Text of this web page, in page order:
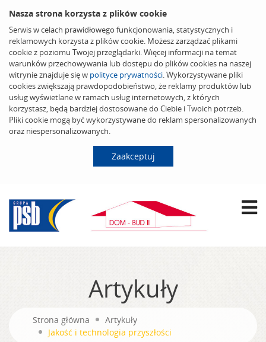
Nasza strona korzysta z plików cookie
Serwis w celach prawidłowego funkcjonowania, statystycznych i
reklamowych korzysta z plików cookie. Możesz zarządzać plikami
cookie z poziomu Twojej przeglądarki. Więcej informacji na temat
warunków przechowywania lub dostępu do plików cookies na naszej
witrynie znajduje się w polityce prywatności. Wykorzystywane pliki
cookies zwiększają prawdopodobieństwo, że reklamy produktów lub
usług wyświetlane w ramach usług internetowych, z których
korzystasz, będą bardziej dostosowane do Ciebie i Twoich potrzeb.
Pliki cookie mogą być wykorzystywane do reklam spersonalizowanych
oraz niespersonalizowanych.
Zaakceptuj
Artykuły
Strona główna
Artykuły
Jakość i technologia przyszłości